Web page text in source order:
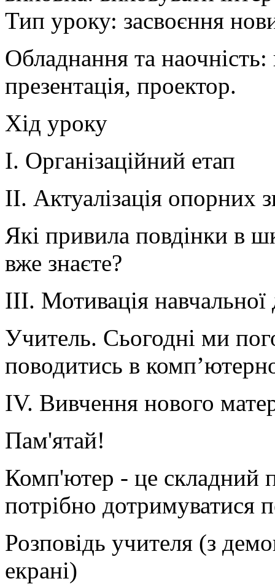
Тип уроку: засвоєння
Обладнання та
презентація, проектор.
Хід уроку
І. Організаційний етап
ІІ. Актуалізація опорних
Які привила повдінки в
вже знаєте?
ІІІ. Мотивація навчальної
Учитель. Сьогодні ми
поводитись в
IV. Вивчення нового
Пам'ятай!
Комп'ютер - це складний
потрібно дотримуватися
Розповідь учителя (з
екрані)